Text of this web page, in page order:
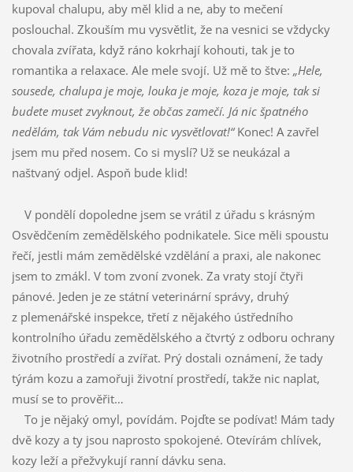
kupoval chalupu, aby měl klid a ne, aby to mečení
poslouchal. Zkouším mu vysvětlit, že na vesnici se vždycky
chovala zvířata, když ráno kokrhají kohouti, tak je to
romantika a relaxace. Ale mele svojí. Už mě to štve: „Hele,
sousede, chalupa je moje, louka je moje, koza je moje, tak si
budete muset zvyknout, že občas zamečí. Já nic špatného
nedělám, tak Vám nebudu nic vysvětlovat!“Konec! A zavřel
jsem mu před nosem. Co si myslí? Už se neukázal a
naštvaný odjel. Aspoň bude klid!
V pondělí dopoledne jsem se vrátil z úřadu s krásným
Osvědčením zemědělského podnikatele. Sice měli spoustu
řečí, jestli mám zemědělské vzdělání a praxi, ale nakonec
jsem to zmákl. V tom zvoní zvonek. Za vraty stojí čtyři
pánové. Jeden je ze státní veterinární správy, druhý
z plemenářské inspekce, třetí z nějakého ústředního
kontrolního úřadu zemědělského a čtvrtý z odboru ochrany
životního prostředí a zvířat. Prý dostali oznámení, že tady
týrám kozu a zamořuji životní prostředí, takže nic naplat,
musí se to prověřit…
To je nějaký omyl, povídám. Pojďte se podívat! Mám tady
dvě kozy a ty jsou naprosto spokojené. Otevírám chlívek,
kozy leží a přežvykují ranní dávku sena.